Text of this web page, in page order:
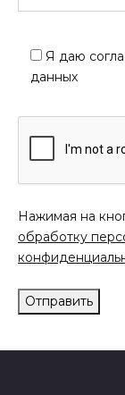
Я даю
данных
Нажимая на
обработку
Отправить